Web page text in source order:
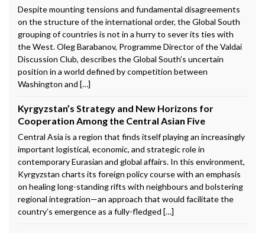
Despite mounting tensions and fundamental disagreements
on the structure of the international order, the Global South
grouping of countries is not in a hurry to sever its ties with
the West. Oleg Barabanov, Programme Director of the Valdai
Discussion Club, describes the Global South’s uncertain
position in a world defined by competition between
Washington and […]
Kyrgyzstan’s Strategy and New Horizons for
Cooperation Among the Central Asian Five
Central Asia is a region that finds itself playing an increasingly
important logistical, economic, and strategic role in
contemporary Eurasian and global affairs. In this environment,
Kyrgyzstan charts its foreign policy course with an emphasis
on healing long-standing rifts with neighbours and bolstering
regional integration—an approach that would facilitate the
country’s emergence as a fully-fledged […]